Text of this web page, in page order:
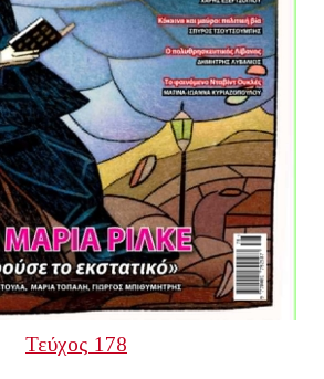
Τεύχος 178